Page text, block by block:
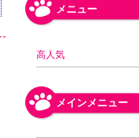
メニュー
高人気
メインメニュー